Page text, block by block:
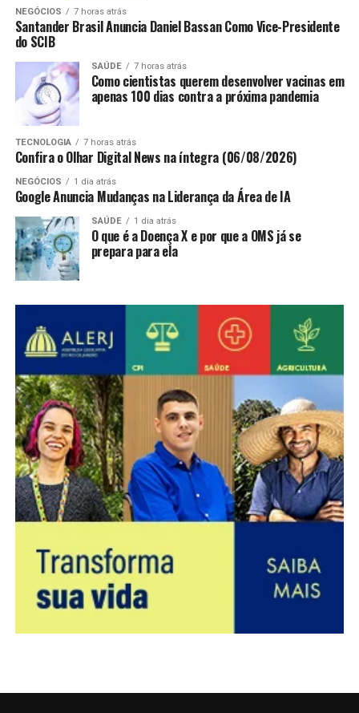
NEGÓCIOS 7 horas atrás
Santander Brasil Anuncia Daniel Bassan Como Vice-Presidente
do SCIB
SAÚDE 7 horas atrás
Como cientistas querem desenvolver vacinas em
apenas 100 dias contra a próxima pandemia
TECNOLOGIA 7 horas atrás
Confira o Olhar Digital News na íntegra (06/08/2026)
NEGÓCIOS 1 dia atrás
Google Anuncia Mudanças na Liderança da Área de IA
SAÚDE 1 dia atrás
O que é a Doença X e por que a OMS já se
prepara para ela